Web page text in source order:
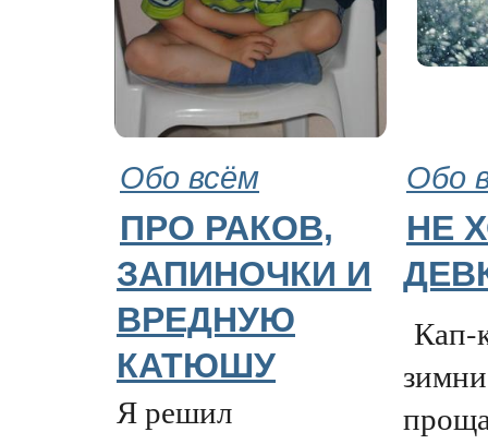
Обо всём Обо
ПРО РАКОВ,
ЗАПИНОЧКИ И
ВРЕДНУЮ
КАТЮШУ
Я решил
НЕ
Кап-